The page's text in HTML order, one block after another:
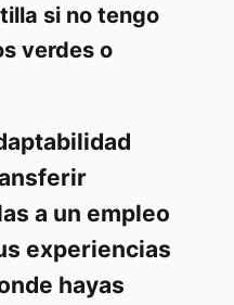
si no tengo
verdes o
a un empleo
experiencias
hayas